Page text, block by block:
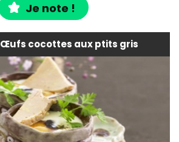
Je note !
Œufs cocottes aux ptits gris